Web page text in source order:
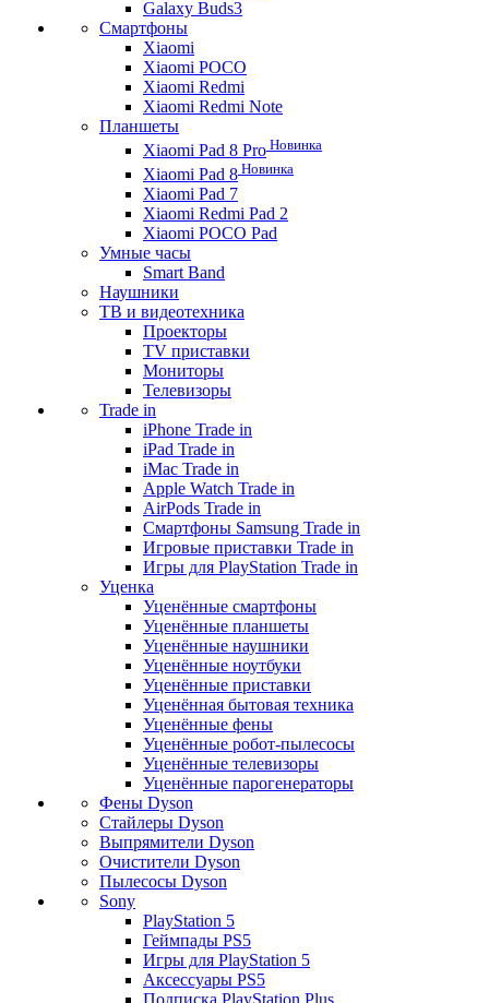
Galaxy Buds3
Смартфоны
Xiaomi
Xiaomi POCO
Xiaomi Redmi
Xiaomi Redmi Note
Планшеты
Xiaomi Pad 8 Pro Новинка
Xiaomi Pad 8 Новинка
Xiaomi Pad 7
Xiaomi Redmi Pad 2
Xiaomi POCO Pad
Умные часы
Smart Band
Наушники
ТВ и видеотехника
Проекторы
TV приставки
Мониторы
Телевизоры
Trade in
iPhone Trade in
iPad Trade in
iMac Trade in
Apple Watch Trade in
AirPods Trade in
Смартфоны Samsung Trade in
Игровые приставки Trade in
Игры для PlayStation Trade in
Уценка
Уценённые смартфоны
Уценённые планшеты
Уценённые наушники
Уценённые ноутбуки
Уценённые приставки
Уценённая бытовая техника
Уценённые фены
Уценённые робот-пылесосы
Уценённые телевизоры
Уценённые парогенераторы
Фены Dyson
Стайлеры Dyson
Выпрямители Dyson
Очистители Dyson
Пылесосы Dyson
Sony
PlayStation 5
Геймпады PS5
Игры для PlayStation 5
Аксессуары PS5